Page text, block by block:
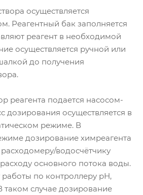
осуществляется
Реагентный бак заполняется
реагент в необходимой
осуществляется ручной или
до получения
реагента подается насосом-
дозирования осуществляется в
режиме. В
дозирование химреагента
водосчётчику
основного потока воды.
по контроллеру рН,
таком случае дозирование